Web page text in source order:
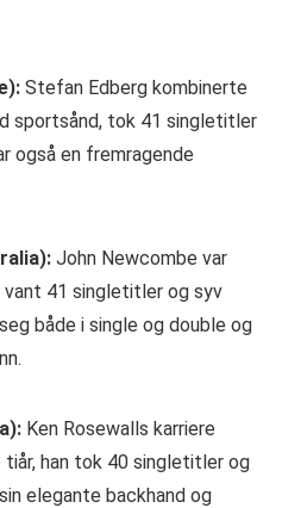
Stefan Edberg kombinerte
sportsånd, tok 41 singletitler
også en fremragende
John Newcombe var
41 singletitler og syv
både i single og double og
Ken Rosewalls karriere
han tok 40 singletitler og
elegante backhand og